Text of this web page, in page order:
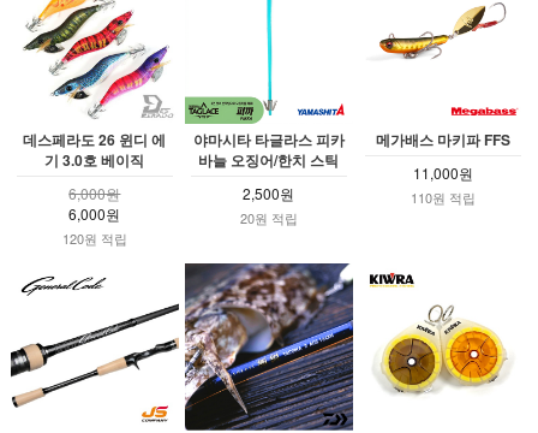
데스페라도 26 윈디 에
기 3.0호 베이직
6,000원
6,000원
120원 적립
야마시타 타글라스 피카
바늘 오징어/한치 스틱
2,500원
20원 적립
메가배스 마키파 FFS
11,000원
110원 적립